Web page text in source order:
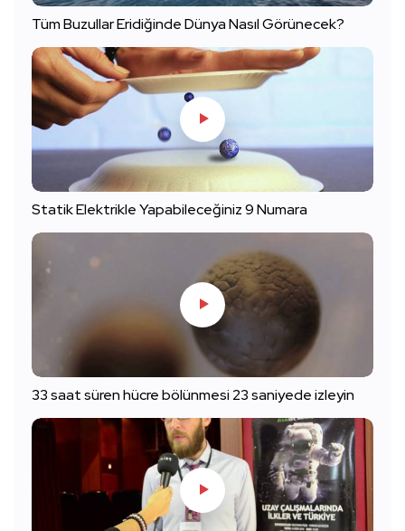
Tüm Buzullar Eridiğinde Dünya Nasıl Görünecek?
Statik Elektrikle Yapabileceğiniz 9 Numara
33 saat süren hücre bölünmesi 23 saniyede izleyin